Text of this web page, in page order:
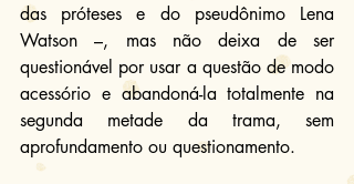
das próteses e do pseudônimo Lena
Watson –, mas não deixa de ser
questionável por usar a questão de modo
acessório e abandoná-la totalmente na
segunda metade da trama, sem
aprofundamento ou questionamento.